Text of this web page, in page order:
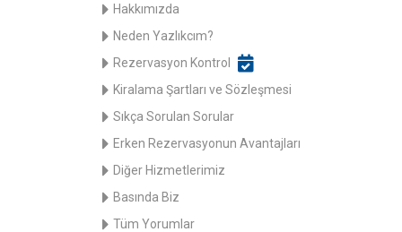
Hakkımızda
Neden Yazlıkcım?
Rezervasyon Kontrol
Kiralama Şartları ve Sözleşmesi
Sıkça Sorulan Sorular
Erken Rezervasyonun Avantajları
Diğer Hizmetlerimiz
Basında Biz
Tüm Yorumlar